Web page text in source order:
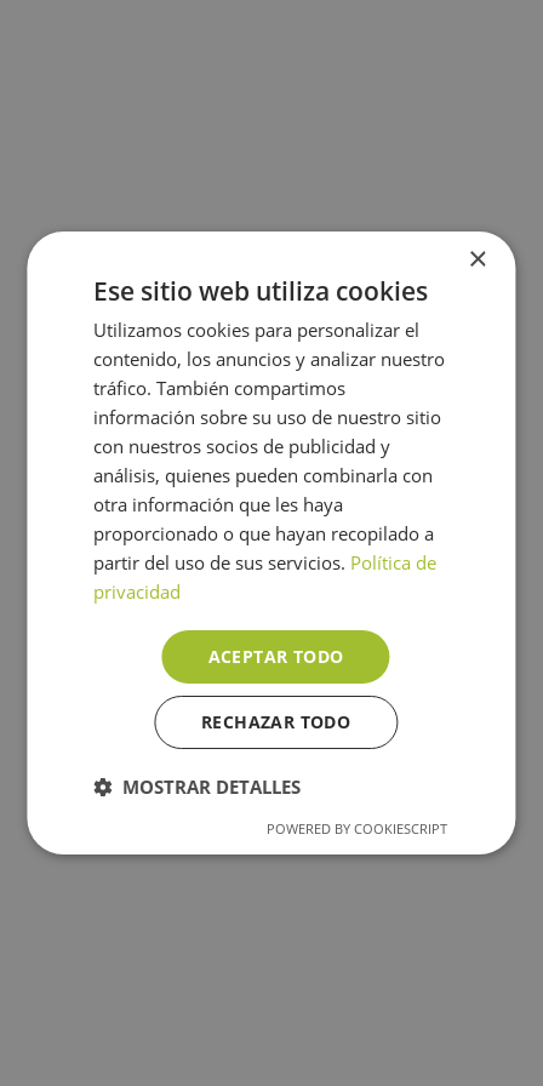
×
Ese sitio web utiliza cookies
Utilizamos cookies para personalizar el
contenido, los anuncios y analizar nuestro
tráfico. También compartimos
información sobre su uso de nuestro sitio
con nuestros socios de publicidad y
análisis, quienes pueden combinarla con
otra información que les haya
proporcionado o que hayan recopilado a
partir del uso de sus servicios. Política de
privacidad
ACEPTAR TODO
RECHAZAR TODO
MOSTRAR DETALLES
POWERED BY COOKIESCRIPT